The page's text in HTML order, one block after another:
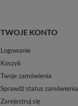
TWOJE KONTO
Logowanie
Koszyk
Twoje zamówienia
Sprawdź status zamówienia
Zarejestruj się